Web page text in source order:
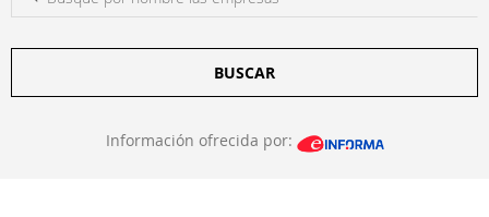
BUSCAR
Información ofrecida por: